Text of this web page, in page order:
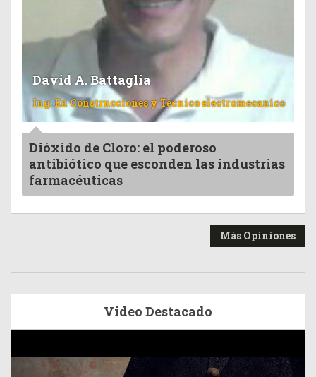
David A. Battaglia
Ing. En Construcciones y Tecnico electromecanico
Dióxido de Cloro: el poderoso
antibiótico que esconden las industrias
farmacéuticas
Más Opiniones
Video Destacado